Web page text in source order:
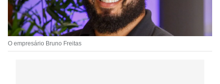
O empresário Bruno Freitas